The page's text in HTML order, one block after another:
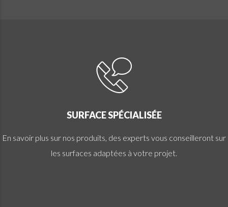
SURFACE SPÉCIALISÉE
En savoir plus sur nos produits, des experts vous conseilleront sur
les surfaces adaptées à votre projet.